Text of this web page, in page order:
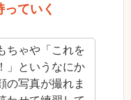
ていく
ちゃや「これを
」というなにか
の写真が撮れま